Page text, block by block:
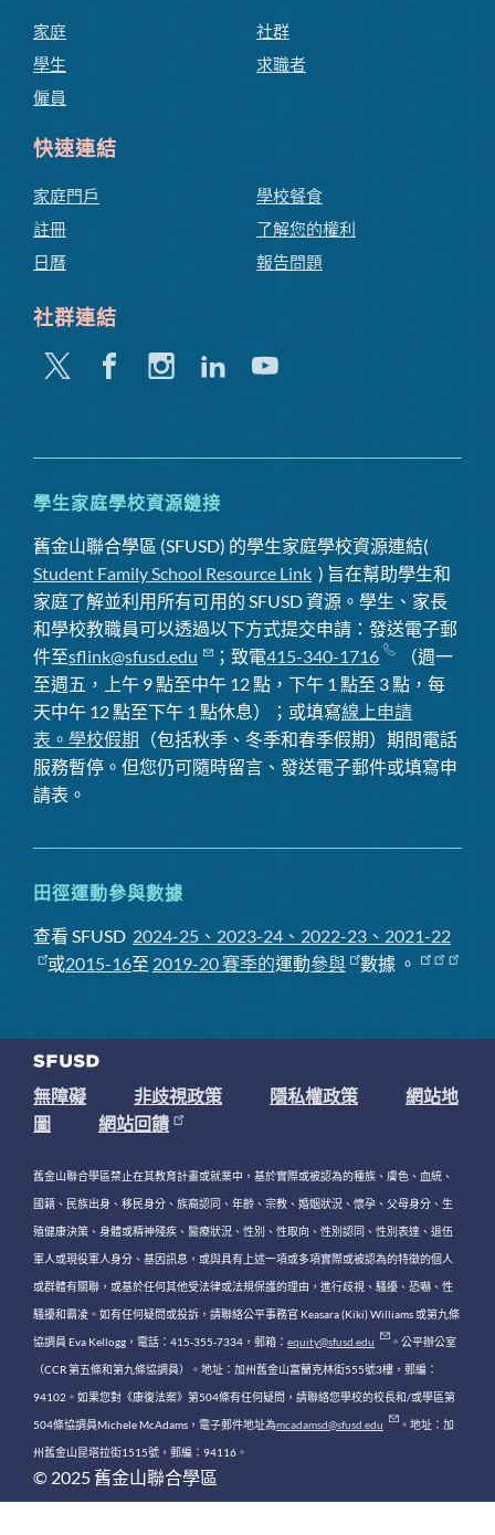
家庭
學生
僱員
社群
求職者
快速連結
家庭門戶
註冊
日曆
學校餐食
了解您的權利
報告問題
社群連結
嘰
FacebookInstagram
領
Youtube
學生家庭學校資源鏈接
舊金山聯合學區 (SFUSD) 的學生家庭學校資源連結(
Student Family School Resource Link ) 旨在幫助學生和
家庭了解並利用所有可用的 SFUSD 資源。學生、家長
和學校教職員可以透過以下方式提交申請：發送電子郵
件至sflink@sfusd.edu ；致電415-340-1716
（週一
至週五，上午 9 點至中午 12 點，下午 1 點至 3 點，每
天中午 12 點至下午 1 點休息）；或填寫線上申請
表。 學校假期
（包括秋季、冬季和春季假期）期間電話
服務暫停 。但您仍可隨時留言、發送電子郵件或填寫申
請表。
田徑運動參與數據
查看 SFUSD 2024-25、2023-24、2022-23、2021-22
或2015-16至 2019-20 賽季的運動參與 數據 。
無障礙 非歧視政策 隱私權政策
網站地
圖
網站回饋
舊金山聯合學區禁止在其教育計畫或就業中，基於實際或被認為的種族、膚色、血統、
國籍、民族出身、移民身分、族裔認同、年齡、宗教、婚姻狀況、懷孕、父母身分、生
殖健康決策、身體或精神殘疾、醫療狀況、性別、性取向、性別認同、性別表達、退伍
軍人或現役軍人身分、基因訊息，或與具有上述一項或多項實際或被認為的特徵的個人
或群體有關聯，或基於任何其他受法律或法規保護的理由，進行歧視、騷擾、恐嚇、性
騷擾和霸凌。如有任何疑問或投訴，請聯絡公平事務官 Keasara (Kiki) Williams 或第九條
協調員 Eva Kellogg，電話：415-355-7334，郵箱： equity@sfusd.edu 。公平辦公室
（CCR 第五條和第九條協調員）。地址：加州舊金山富蘭克林街555號3樓，郵編：
94102。如果您對《康復法案》第504條有任何疑問，請聯絡您學校的校長和/或學區第
504條協調員Michele McAdams，電子郵件地址為mcadamsd@sfusd.edu 。地址：加
州舊金山昆塔拉街1515號，郵編：94116。
© 2025 舊金山聯合學區